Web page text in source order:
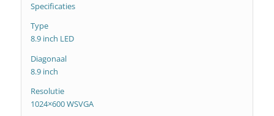
Specificaties
Type
8.9 inch LED
Diagonaal
8.9 inch
Resolutie
1024×600 WSVGA